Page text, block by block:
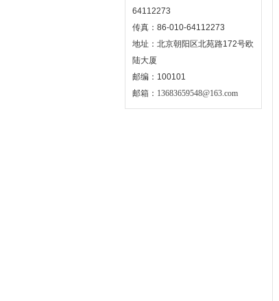
64112273
传真：86-010-64112273
地址：北京朝阳区北苑路172号欧
陆大厦
邮编：100101
邮箱： 13683659548@163.com